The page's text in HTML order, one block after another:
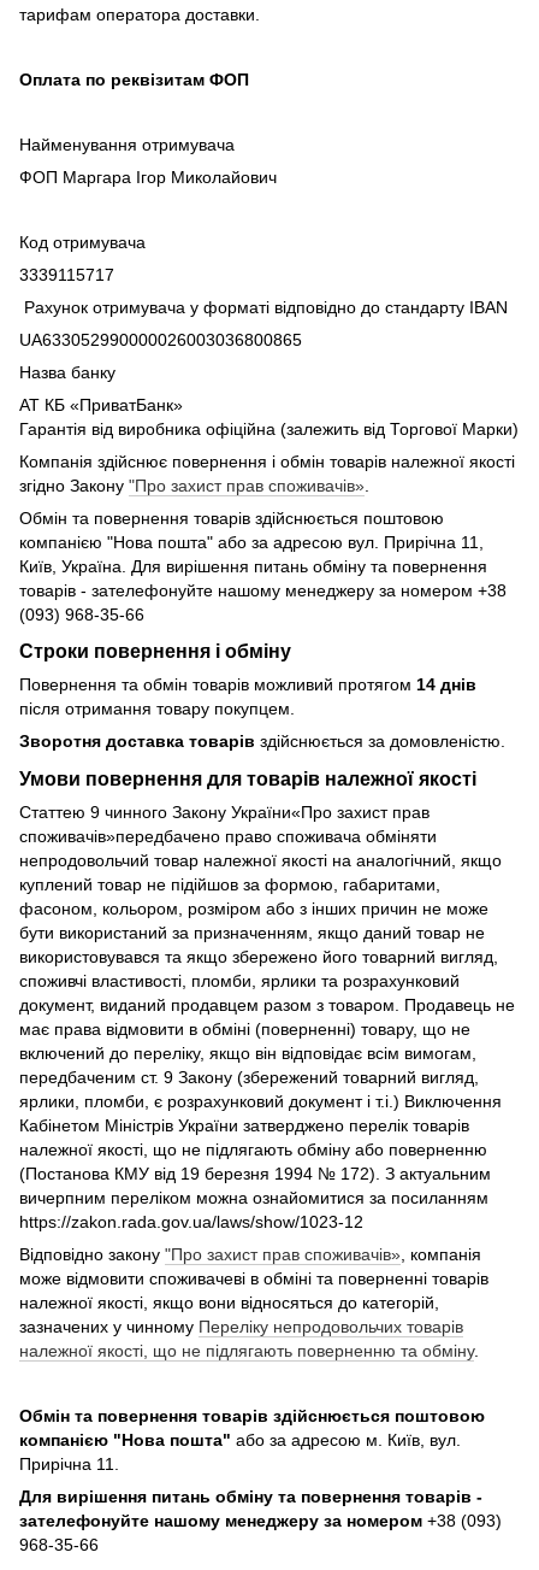
тарифам оператора доставки.
Оплата по реквізитам ФОП
Найменування отримувача
ФОП Маргара Ігор Миколайович
Код отримувача
3339115717
Рахунок отримувача у форматі відповідно до стандарту IBAN
UA633052990000026003036800865
Назва банку
АТ КБ «ПриватБанк»
Гарантія від виробника офіційна (залежить від Торгової Марки)
Компанія здійснює повернення і обмін товарів належної якості
згідно Закону "Про захист прав споживачів»
Обмін та повернення товарів здійснюється поштовою
компанією "Нова пошта" або за адресою вул. Прирічна 11,
Київ, Україна. Для вирішення питань обміну та повернення
товарів - зателефонуйте нашому менеджеру за номером +38
(093) 968-35-66
Строки повернення і обміну
Повернення та обмін товарів можливий протягом 14 днів
після отримання товару покупцем.
Зворотня доставка товарів здійснюється за домовленістю.
Умови повернення для товарів належної якості
Статтею 9 чинного Закону України«Про захист прав
споживачів»передбачено право споживача обміняти
непродовольчий товар належної якості на аналогічний, якщо
куплений товар не підійшов за формою, габаритами,
фасоном, кольором, розміром або з інших причин не може
бути використаний за призначенням, якщо даний товар не
використовувався та якщо збережено його товарний вигляд,
споживчі властивості, пломби, ярлики та розрахунковий
документ, виданий продавцем разом з товаром. Продавець не
має права відмовити в обміні (поверненні) товару, що не
включений до переліку, якщо він відповідає всім вимогам,
передбаченим ст. 9 Закону (збережений товарний вигляд,
ярлики, пломби, є розрахунковий документ і т.і.) Виключення
Кабінетом Міністрів України затверджено перелік товарів
належної якості, що не підлягають обміну або поверненню
(Постанова КМУ від 19 березня 1994 № 172). З актуальним
вичерпним переліком можна ознайомитися за посиланням
https://zakon.rada.gov.ua/laws/show/1023-12
Відповідно закону "Про захист прав споживачів» , компанія
може відмовити споживачеві в обміні та поверненні товарів
належної якості, якщо вони відносяться до категорій,
зазначених у чинному Переліку непродовольчих товарів
належної якості, що не підлягають поверненню та обміну.
Обмін та повернення товарів здійснюється поштовою
компанією "Нова пошта" або за адресою м. Київ, вул.
Прирічна 11.
Для вирішення питань обміну та повернення товарів -
зателефонуйте нашому менеджеру за номером +38 (093)
968-35-66